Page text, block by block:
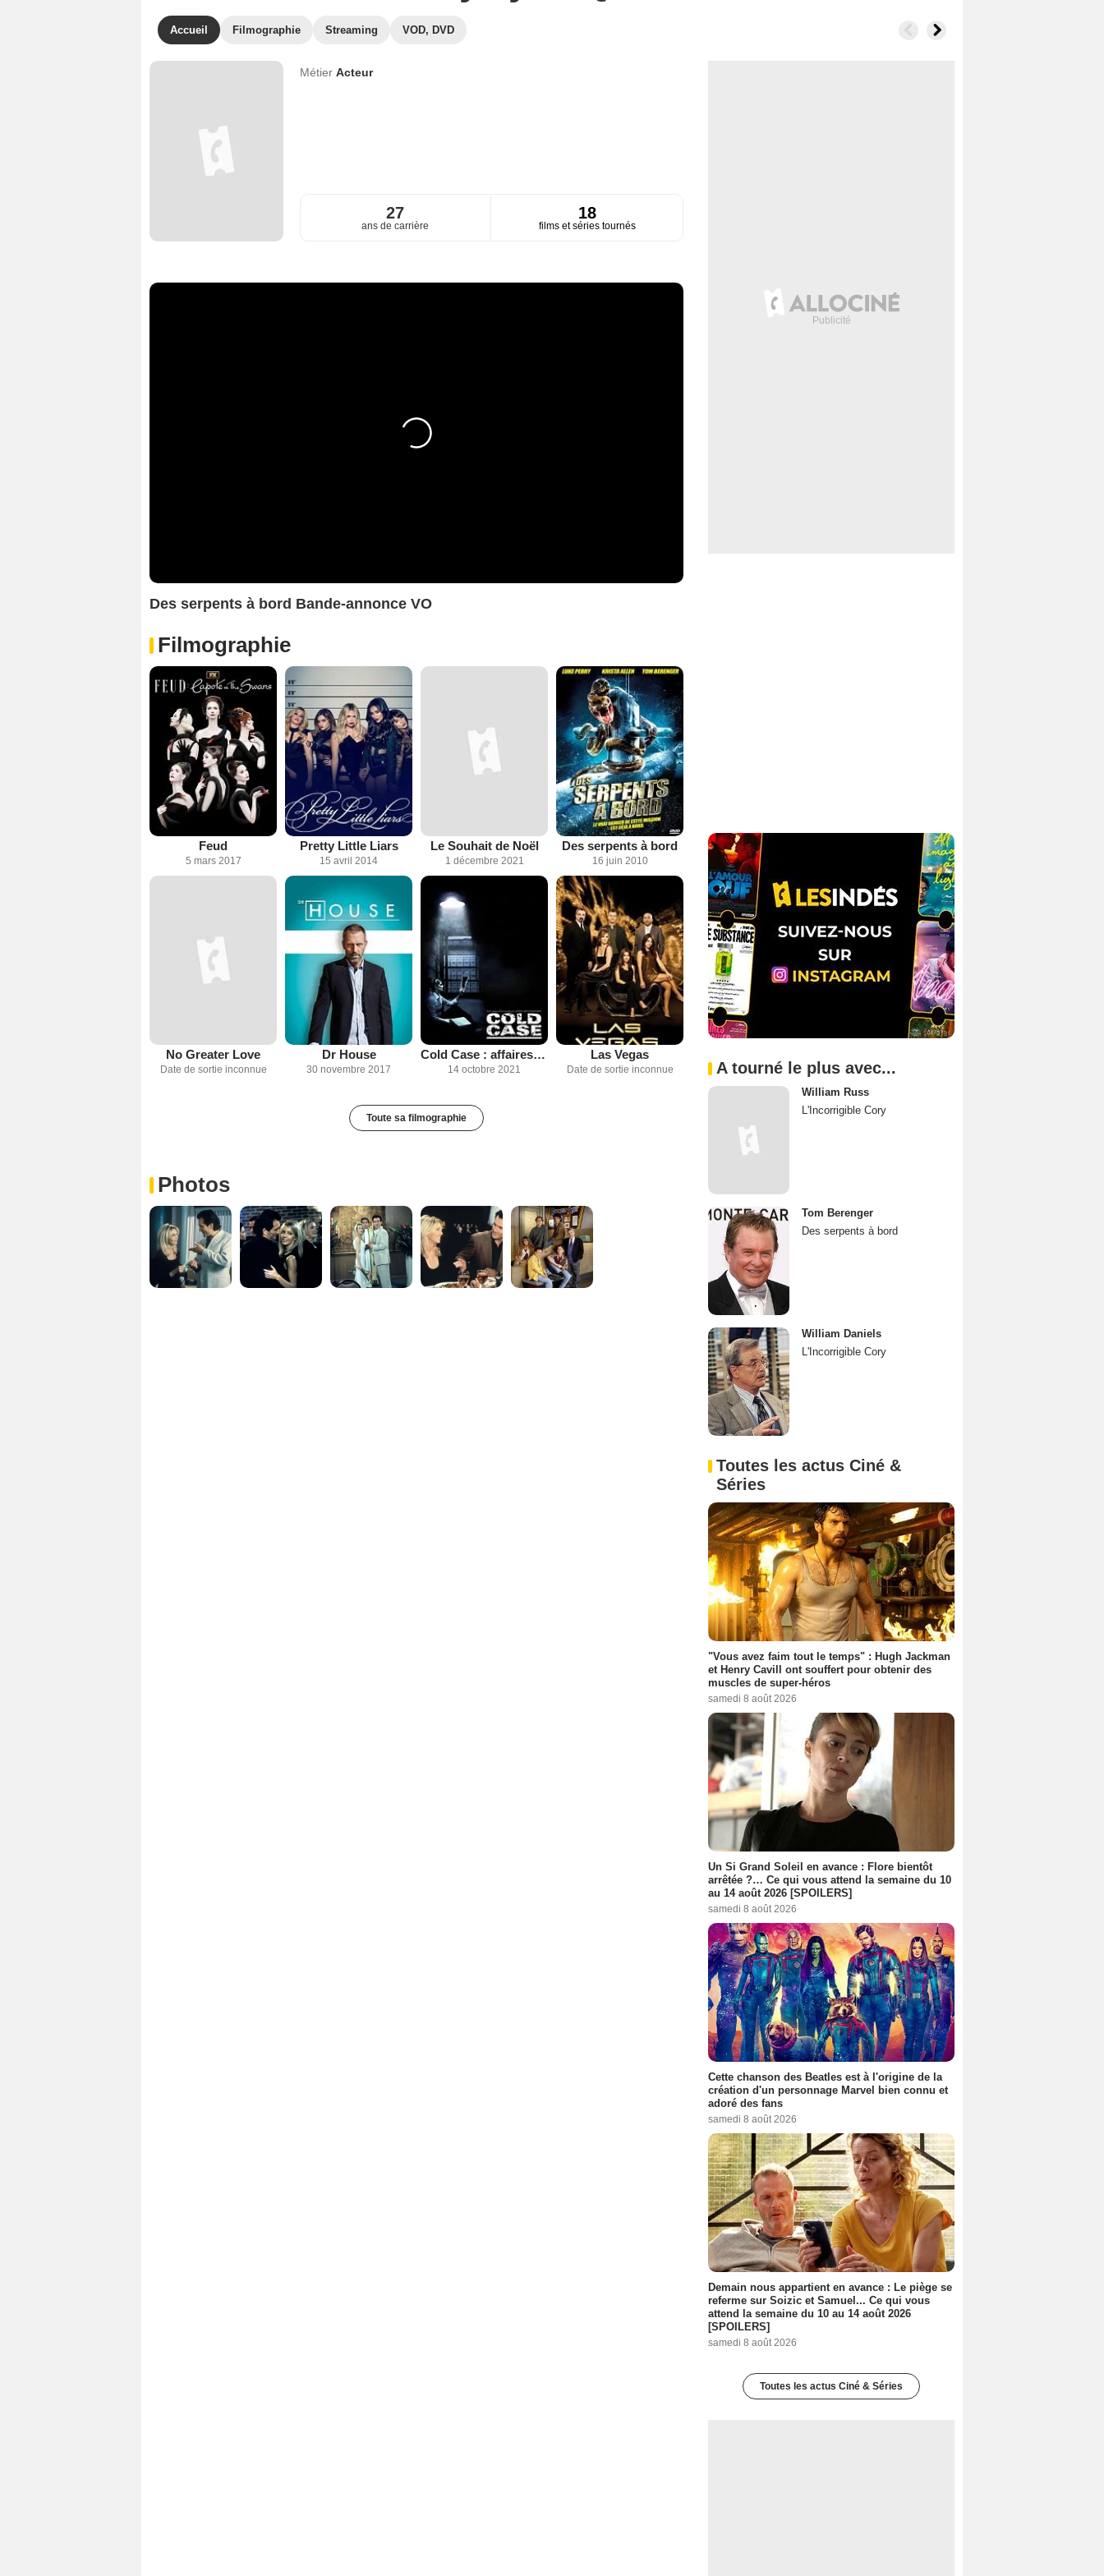
Accueil Filmographie Streaming VOD, DVD
Métier Acteur
27
ans de carrière
18
films et séries tournés
Des serpents à bord Bande-annonce VO
Filmographie
Feud
5 mars 2017
Pretty Little Liars
15 avril 2014
Le Souhait de Noël
1 décembre 2021
Des serpents à bord
16 juin 2010
No Greater Love
Date de sortie inconnue
Dr House
30 novembre 2017
Cold Case : affaires classées
14 octobre 2021
Las Vegas
Date de sortie inconnue
Toute sa filmographie
Photos
A tourné le plus avec...
William Russ
L'Incorrigible Cory
Tom Berenger
Des serpents à bord
William Daniels
L'Incorrigible Cory
Toutes les actus Ciné &
Séries
"Vous avez faim tout le temps" : Hugh Jackman
et Henry Cavill ont souffert pour obtenir des
muscles de super-héros
samedi 8 août 2026
Un Si Grand Soleil en avance : Flore bientôt
arrêtée ?… Ce qui vous attend la semaine du 10
au 14 août 2026 [SPOILERS]
samedi 8 août 2026
Cette chanson des Beatles est à l'origine de la
création d'un personnage Marvel bien connu et
adoré des fans
samedi 8 août 2026
Demain nous appartient en avance : Le piège se
referme sur Soizic et Samuel... Ce qui vous
attend la semaine du 10 au 14 août 2026
[SPOILERS]
samedi 8 août 2026
Toutes les actus Ciné & Séries